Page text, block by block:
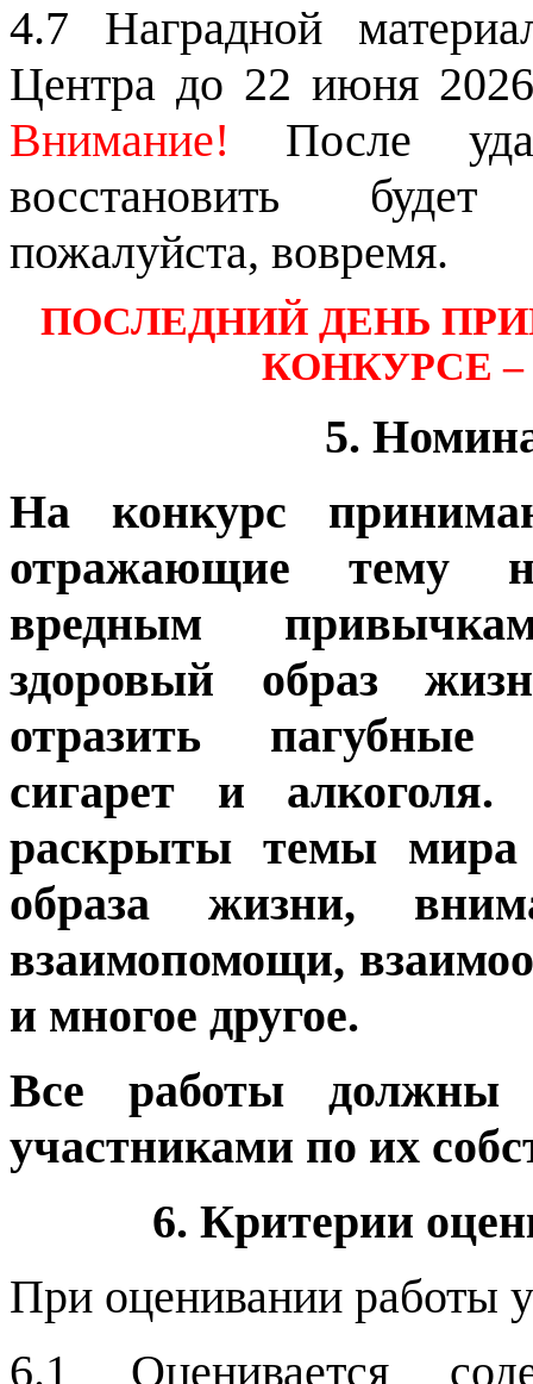
4.7 Наградной
Центра до 22 июня 2026
Внимание! После
восстановить
пожалуйста, вовремя.
ПОСЛЕДНИЙ ДЕНЬ
КОНКУРСЕ –
5.
На конкурс
отражающие тему
вредным
здоровый образ
отразить пагубные
сигарет и
раскрыты темы мира
образа жизни,
взаимопомощи,
и многое другое.
Все работы
участниками по их
6. Критерии
При оценивании работы
6.1 Оценивается